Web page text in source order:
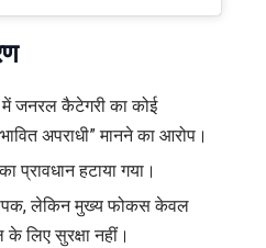
जनरल कैटेगरी का कोई
अपराधी” मानने का आरोप।
प्रावधान हटाया गया।
लेकिन मुख्य फोकस केवल
लिए सुरक्षा नहीं।